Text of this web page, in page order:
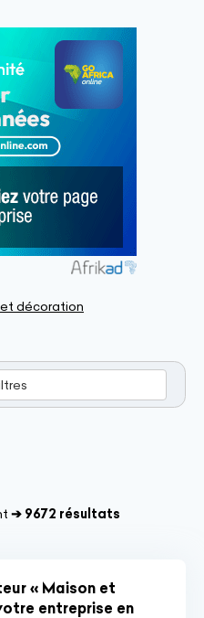
décoration
➔ 9672 résultats
« Maison et
entreprise en